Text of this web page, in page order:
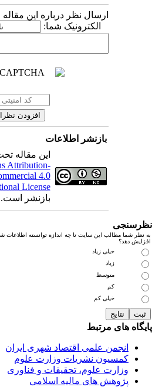
ارسال نظر درباره این مقاله
الکترونیک شما:
بازنشر اطلاعات
این مقاله
Attribution-
4.0
License
بازنشر است.
نظر شما مطالب این سایت تا چه اندازه توانسته اطلاعات
دهد؟
خیلی زیاد
زیاد
متوسط
خیلی کم
های مرتبط
انجمن علمی اقتصاد شهری ایران
کمسیون نشریات وزارت علوم
وزارت علوم، تحقیقات و فناوری
پژوهش های مالیه اسلامی